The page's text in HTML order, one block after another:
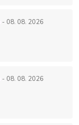
- 08. 08. 2026
- 08. 08. 2026